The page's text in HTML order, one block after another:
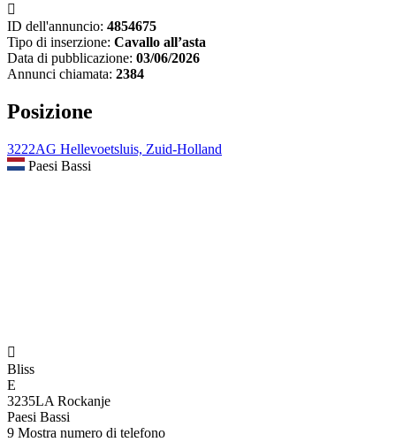

ID dell'annuncio: 4854675
Tipo di inserzione: Cavallo all’asta
Data di pubblicazione: 03/06/2026
Annunci chiamata: 2384
Posizione
3222AG Hellevoetsluis, Zuid-Holland
Paesi Bassi

Bliss
E
3235LA Rockanje
Paesi Bassi
9 Mostra numero di telefono